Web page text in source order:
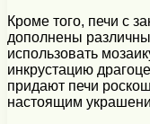
Кроме того, печи с
дополнены
использовать
инкрустацию
придают печи
настоящим